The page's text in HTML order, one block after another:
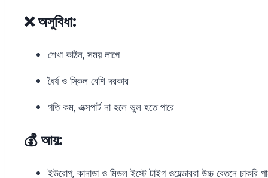
❌ অসুবিধা:
শেখা কঠিন, সময় লাগে
ধৈর্য ও স্কিল বেশি দরকার
গতি কম, এক্সপার্ট না হলে ভুল হতে পারে
💰 আয়:
ইউরোপ, কানাডা ও মিডল ইস্টে টাইগ ওয়েল্ডাররা উচ্চ বেতনে চাকরি